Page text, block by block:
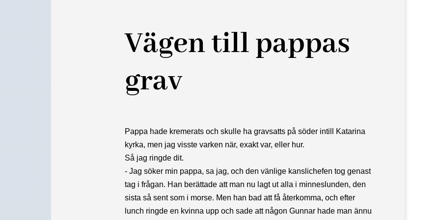
Vägen till pappas
grav
Pappa hade kremerats och skulle ha gravsatts på söder intill Katarina
kyrka, men jag visste varken när, exakt var, eller hur.
Så jag ringde dit.
- Jag söker min pappa, sa jag, och den vänlige kanslichefen tog genast
tag i frågan. Han berättade att man nu lagt ut alla i minneslunden, den
sista så sent som i morse. Men han bad att få återkomma, och efter
lunch ringde en kvinna upp och sade att någon Gunnar hade man ännu